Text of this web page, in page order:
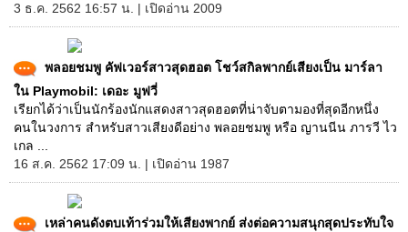
3 ธ.ค. 2562 16:57 น. | เปิดอ่าน 2009
พลอยชมพู คัฟเวอร์สาวสุดฮอต โชว์สกิลพากย์เสียงเป็น มาร์ลา
ใน Playmobil: เดอะ มูฟวี่
เรียกได้ว่าเป็นนักร้องนักแสดงสาวสุดฮอตที่น่าจับตามองที่สุดอีกหนึ่ง
คนในวงการ สำหรับสาวเสียงดีอย่าง พลอยชมพู หรือ ญานนีน ภารวี ไว
เกล ...
16 ส.ค. 2562 17:09 น. | เปิดอ่าน 1987
เหล่าคนดังตบเท้าร่วมให้เสียงพากย์ ส่งต่อความสนุกสุดประทับใจ